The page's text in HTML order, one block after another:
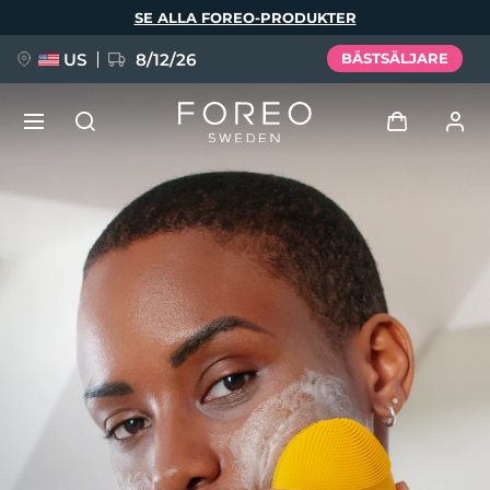
SE ALLA FOREO-PRODUKTER
US 8/12/26 BÄSTSÄLJARE
Användarprofil
Mina enheter
Mina beställningar
Mina adresser
Mina prenumerationer
NYHET
FAQ™ Pure Beauty-Tech Elixir
BREAKING NEWS
issa™ Teeth Whitening Set
Språk
English Deutsch
Español
Français
Italiano
Português
Svenska
Русский
Türkçe
简体中文 繁體中文